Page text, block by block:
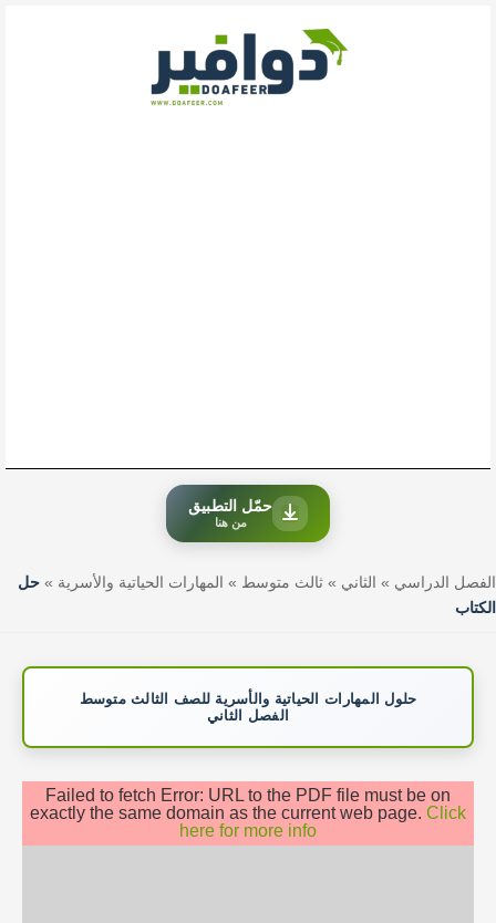
حمّل التطبيق
من هنا
الفصل الدراسي » الثاني » ثالث متوسط » المهارات الحياتية والأسرية » حل
الكتاب
حلول المهارات الحياتية والأسرية للصف الثالث متوسط
الفصل الثاني
Failed to fetch Error: URL to the PDF file must be on
exactly the same domain as the current web page. Click
here for more info